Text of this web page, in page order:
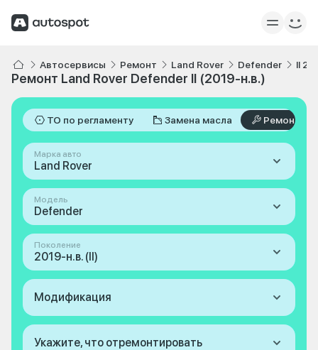
Автосервисы Ремонт Land Rover Defender II
Ремонт Land Rover Defender II (2019-н.в.)
ТО по регламенту Замена масла Ремонт
Марка авто
Land Rover
Модель
Defender
Поколение
2019-н.в. (II)
Модификация
Укажите, что отремонтировать